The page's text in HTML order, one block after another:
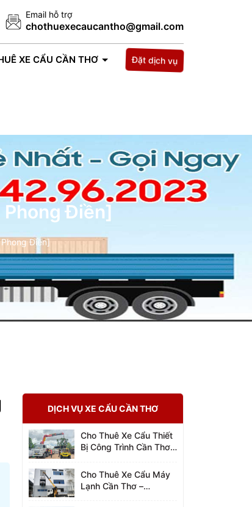
Email hỗ trợ
chothuexecaucantho@gmail.com
XE CẨU CẦN THƠ TIN TỨC LIÊN HỆ
Đặt dịch vụ
Phong Điền]
Điền]
DỊCH VỤ XE CẨU CẦN THƠ
Cho Thuê Xe Cẩu Thiết
Bị Công Trình Cần Thơ –
Cho Thuê Xe Cẩu Máy
Lạnh Cần Thơ –